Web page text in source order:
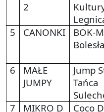
2
5 CANONKI
BOK-
6
MAŁE
JUMPY
Jump
Tańca
7 MIKRO D
Coco